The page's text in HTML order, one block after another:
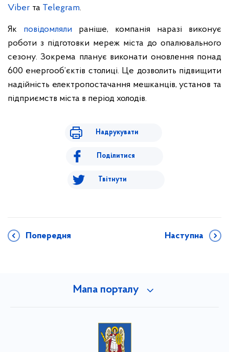
Viber та Telegram.
Як повідомляли раніше, компанія наразі виконує
роботи з підготовки мереж міста до опалювального
сезону. Зокрема планує виконати оновлення понад
600 енергооб’єктів столиці. Це дозволить підвищити
надійність електропостачання мешканців, установ та
підприємств міста в період холодів.
Надрукувати
Поділитися
Твітнути
Попередня Наступна
Мапа порталу